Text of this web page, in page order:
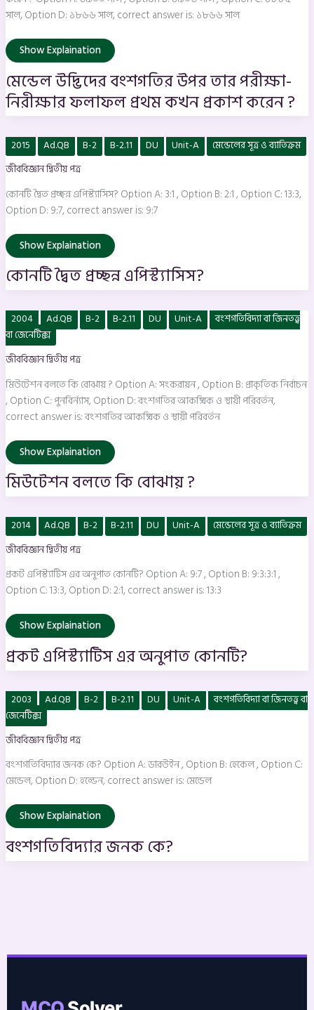
সাল, Option D: ১৮৬৬ সাল, correct answer is: ১৮৬৬ সাল
প্রকাশ
করেন
Show Explaination
মেন্ডেল উদ্ভিদের বংশগতির উপর তার পরীক্ষা-
নিরীক্ষার ফলাফল প্রথম কখন প্রকাশ করেন ?
2015 Ad.QB B-2 B-2.11 DU Unit-A
মেন্ডেলের সূত্র ও ব্যাতিক্রম
জীববিজ্ঞান দ্বিতীয় পত্র
কোনটি দ্বৈত প্রচ্ছন্ন এপিস্ট্যাসিস? Option A: 3:1 , Option B: 2:1 , Option C: 13:3,
Option D: 9:7, correct answer is: 9:7
কোনটি
দ্বৈত
প্রচ্ছন্ন
এপিস্ট্যাসিস?
Show Explaination
কোনটি দ্বৈত প্রচ্ছন্ন এপিস্ট্যাসিস?
2004 Ad.QB B-2 B-2.11 DU Unit-A
বংশগতিবিদ্যা বা জিনতত্ত্ব
বা জেনেটিক্স
জীববিজ্ঞান দ্বিতীয় পত্র
মিউটেশন বলতে কি বোঝায় ? Option A: সংকরায়ন , Option B: প্রাকৃতিক নির্বাচন
, Option C: পুনবির্ন্যাস, Option D: বংশগতির আকষ্মিক ও স্থায়ী পরিবর্তন,
correct answer is: বংশগতির আকষ্মিক ও স্থায়ী পরিবর্তন
মিউটেশন
বলতে
কি
বোঝায়
?
Show Explaination
মিউটেশন বলতে কি বোঝায় ?
2014 Ad.QB B-2 B-2.11 DU Unit-A
মেন্ডেলের সূত্র ও ব্যাতিক্রম
জীববিজ্ঞান দ্বিতীয় পত্র
প্রকট এপিস্ট্যাটিস এর অনুপাত কোনটি? Option A: 9:7 , Option B: 9:3:3:1 ,
Option C: 13:3, Option D: 2:1, correct answer is: 13:3
প্রকট
এপিস্ট্যাটিস
এর
অনুপাত
Show Explaination
প্রকট এপিস্ট্যাটিস এর অনুপাত কোনটি?
2003 Ad.QB B-2 B-2.11 DU Unit-A
বংশগতিবিদ্যা বা জিনতত্ত্ব বা
জেনেটিক্স
জীববিজ্ঞান দ্বিতীয় পত্র
বংশগতিবিদ্যার জনক কে? Option A: ডারউইন , Option B: হেকেল , Option C:
মেন্ডেল, Option D: হল্ডেন, correct answer is: মেন্ডেল
বংশগতিবিদ্যার
জনক
কে?
Show Explaination
বংশগতিবিদ্যার জনক কে?